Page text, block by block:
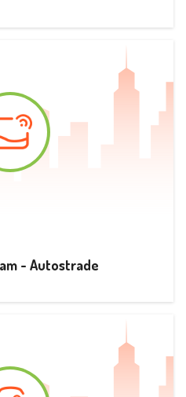
- Autostrade